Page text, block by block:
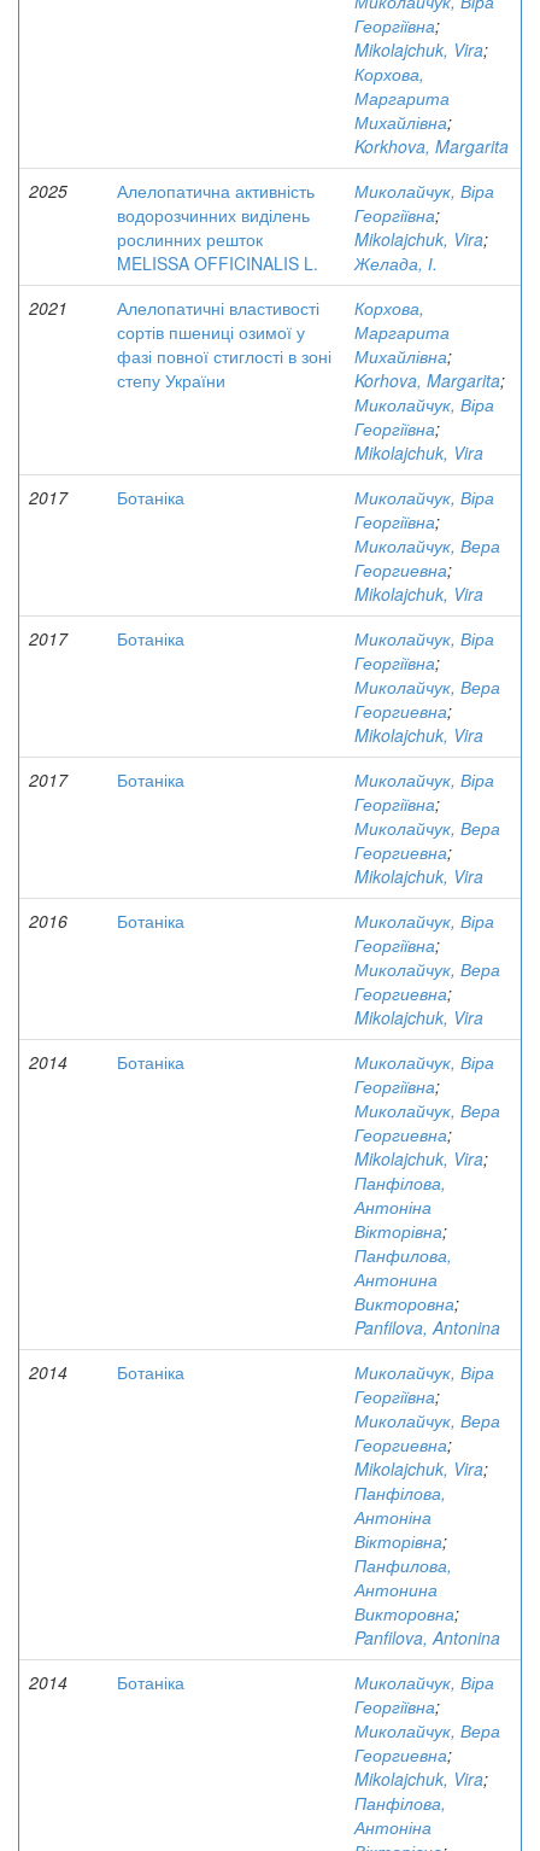
Георгіївна;
Mikolajchuk, Vira;
Корхова,
Маргарита
Михайлівна;
Korkhova, Margarita
2025
Алелопатична активність
водорозчинних виділень
рослинних решток
MELISSA OFFICINALIS L.
Миколайчук, Віра
Георгіївна;
Mikolajchuk, Vira;
Желада, І.
2021
Алелопатичні властивості
сортів пшениці озимої у
фазі повної стиглості в зоні
степу України
Корхова,
Маргарита
Михайлівна;
Korhova, Margarita;
Миколайчук, Віра
Георгіївна;
Mikolajchuk, Vira
2017
Ботаніка
Миколайчук, Віра
Георгіївна;
Миколайчук, Вера
Георгиевна;
Mikolajchuk, Vira
2017
Ботаніка
Миколайчук, Віра
Георгіївна;
Миколайчук, Вера
Георгиевна;
Mikolajchuk, Vira
2017
Ботаніка
Миколайчук, Віра
Георгіївна;
Миколайчук, Вера
Георгиевна;
Mikolajchuk, Vira
2016
Ботаніка
Миколайчук, Віра
Георгіївна;
Миколайчук, Вера
Георгиевна;
Mikolajchuk, Vira
2014
Ботаніка
Миколайчук, Віра
Георгіївна;
Миколайчук, Вера
Георгиевна;
Mikolajchuk, Vira;
Панфілова,
Антоніна
Вікторівна;
Панфилова,
Антонина
Викторовна;
Panfilova, Antonina
2014
Ботаніка
Миколайчук, Віра
Георгіївна;
Миколайчук, Вера
Георгиевна;
Mikolajchuk, Vira;
Панфілова,
Антоніна
Вікторівна;
Панфилова,
Антонина
Викторовна;
Panfilova, Antonina
2014
Ботаніка
Миколайчук, Віра
Георгіївна;
Миколайчук, Вера
Георгиевна;
Mikolajchuk, Vira;
Панфілова,
Антоніна